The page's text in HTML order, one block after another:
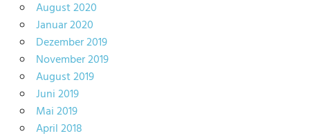
August 2020
Januar 2020
Dezember 2019
November 2019
August 2019
Juni 2019
Mai 2019
April 2018